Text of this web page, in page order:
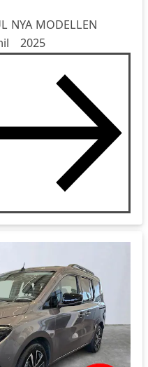
V-HJUL NYA MODELLEN
2025